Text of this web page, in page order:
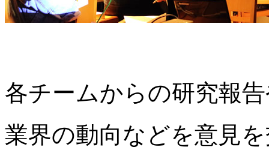
各チームからの研究報
業界の動向などを意見